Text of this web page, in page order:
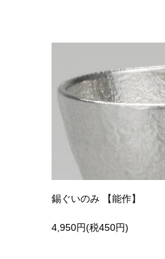
錫ぐいのみ 【能作】
4,950円(税450円)